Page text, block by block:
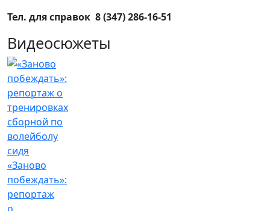
Тел. для справок 8 (347) 286-16-51
Видеосюжеты
«Заново
побеждать»:
репортаж